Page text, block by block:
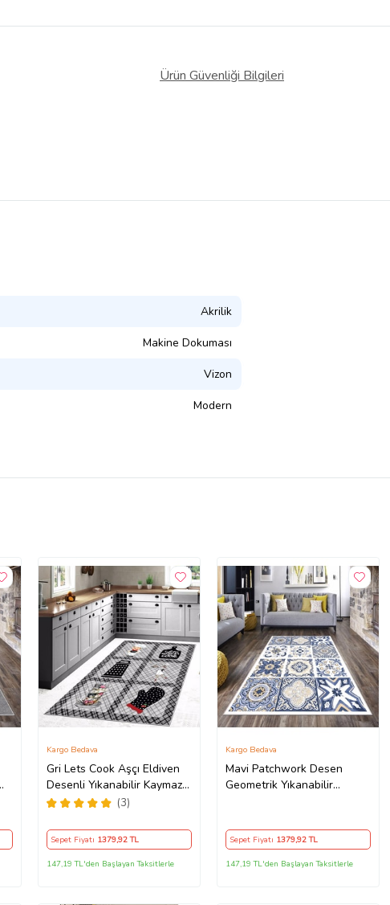
Ürün Güvenliği Bilgileri
Akrilik
Makine Dokuması
Vizon
Modern
Gri Lets Cook Aşçı Eldiven
Desenli Yıkanabilir Kaymaz
Taban Leke Tutmaz Modern
(3)
Kargo Bedava
Sepet Fiyatı 1379,92 TL
147,19 TL'den Başlayan Taksitlerle
Mavi Patchwork Desen
Geometrik Yıkanabilir
Yolluk (Beyaz)
Kargo Bedava
Sepet Fiyatı 1379,92 TL
147,19 TL'den Başlayan Taksitlerle